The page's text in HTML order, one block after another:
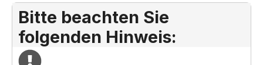
Bitte beachten Sie
folgenden Hinweis: